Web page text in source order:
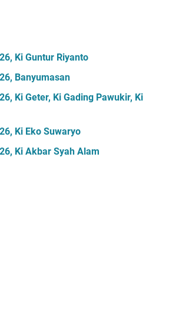
Ki Guntur Riyanto
Banyumasan
Ki Geter, Ki Gading Pawukir, Ki
Ki Eko Suwaryo
Ki Akbar Syah Alam